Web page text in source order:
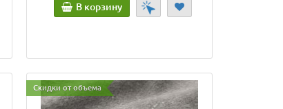
В корзину
Скидки от объема